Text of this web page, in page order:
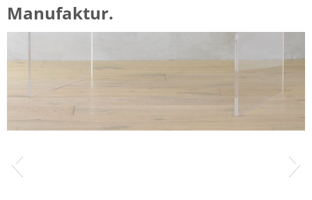
Manufaktur.